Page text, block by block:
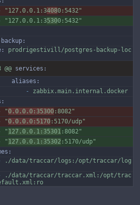
"127.0.0.1:34080:5432"
"127.0.0.1:35300:5432"
backup:
prodrigestivill/postgres-backup-loc
@@ services:
                 aliases:
                     -
zabbix.main.internal.docker
"0.0.0.0:35300 :8082"
"0.0.0.0:5170 :5170/udp"
"127.0.0.1:35301 :8082"
"127.0.0.1:35302 :5170/udp"
./data/traccar/logs:/opt/traccar/log
./data/traccar/traccar.xml:/opt/trac